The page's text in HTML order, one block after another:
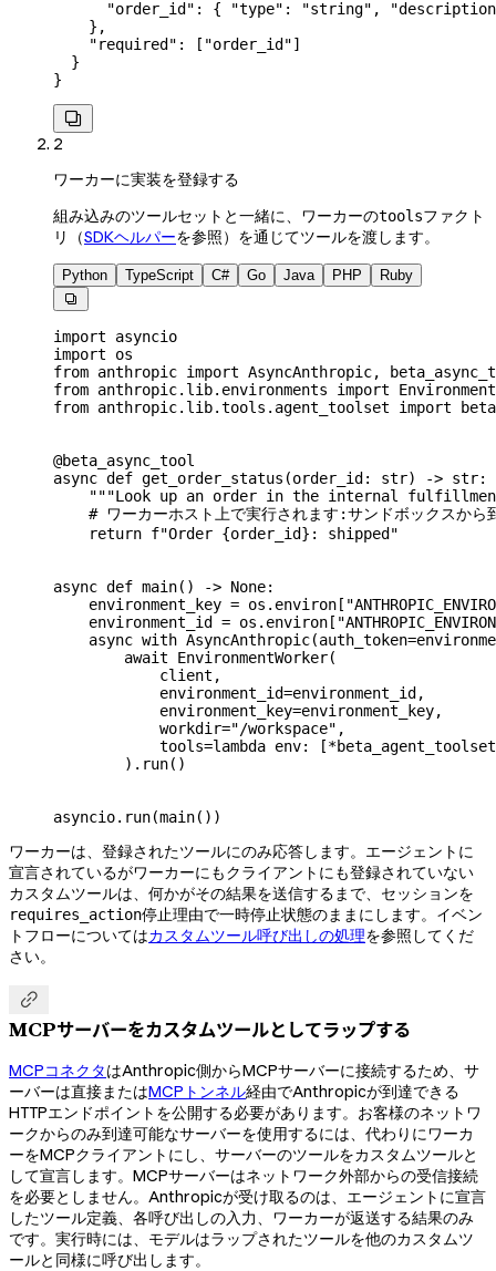
      "order_id"
: { "type" : "string" ,
    },
    "required"
: [ "order_id"]
  }
}

2
ワーカーに実装を登録する
組み込みのツールセットと一緒に、ワーカーのtoolsファクト
リ（SDKヘルパーを参照）を通じてツールを渡します。
Python TypeScript C# Go Java PHP Ruby

import asyncio
import os
from anthropic import AsyncAnthropic,
from anthropic.lib.environments import
from anthropic.lib.tools.agent_toolset import
@beta_async_tool
async def get_order_status (order_id : str) -> str:
"""Look up an order in the internal
# ワーカーホスト上で実行されます:サンドボックスから
    return
f"Order {order_id} : shipped"
async def main() -> None:
    environment_key
= os.environ[
    environment_id
= os.environ[
    async
with AsyncAnthropic(auth_token=
        await
EnvironmentWorker(
            client,
            environment_id
=environment_id,
            environment_key
=environment_key,
            workdir
="/workspace" ,
            tools
=lambda env: [*
        ).run()
asyncio.run(main())
ワーカーは、登録されたツールにのみ応答します。エージェントに
宣言されているがワーカーにもクライアントにも登録されていない
カスタムツールは、何かがその結果を送信するまで、セッションを
requires_action停止理由で一時停止状態のままにします。イベン
トフローについてはカスタムツール呼び出しの処理を参照してくだ
さい。

MCPサーバーをカスタムツールとしてラップする
MCPコネクタはAnthropic側からMCPサーバーに接続するため、サ
ーバーは直接またはMCPトンネル経由でAnthropicが到達できる
HTTPエンドポイントを公開する必要があります。お客様のネットワ
ークからのみ到達可能なサーバーを使用するには、代わりにワーカ
ーをMCPクライアントにし、サーバーのツールをカスタムツールと
して宣言します。MCPサーバーはネットワーク外部からの受信接続
を必要としません。Anthropicが受け取るのは、エージェントに宣言
したツール定義、各呼び出しの入力、ワーカーが返送する結果のみ
です。実行時には、モデルはラップされたツールを他のカスタムツ
ールと同様に呼び出します。